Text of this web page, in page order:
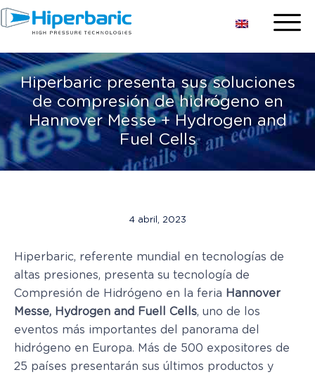
Hiperbaric presenta sus soluciones
de compresión de hidrógeno en
Hannover Messe + Hydrogen and
Fuel Cells
4 abril, 2023
Hiperbaric, referente mundial en tecnologías de
altas presiones, presenta su tecnología de
Compresión de Hidrógeno en la feria Hannover
Messe, Hydrogen and Fuell Cells, uno de los
eventos más importantes del panorama del
hidrógeno en Europa. Más de 500 expositores de
25 países presentarán sus últimos productos y